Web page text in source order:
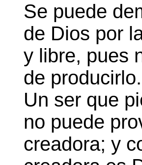
Se puede
de Dios por
y libre, pues
de producirlo.
Un ser que
no puede
creadora; y